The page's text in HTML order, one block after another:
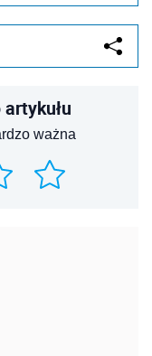
ważna